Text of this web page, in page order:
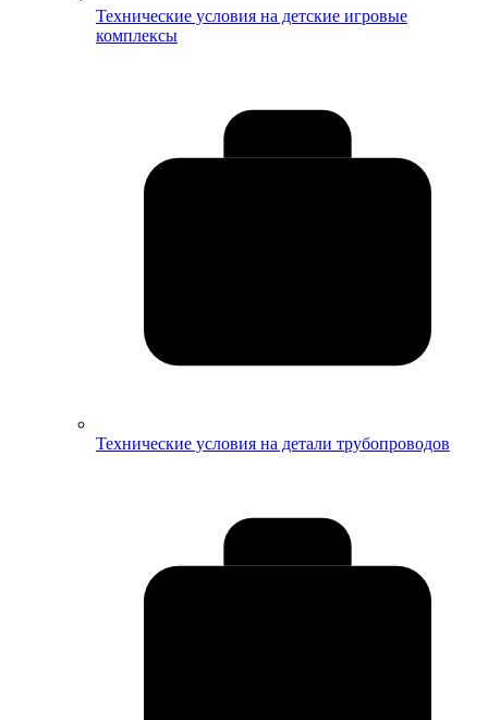
Технические условия на детские игровые
комплексы
Технические условия на детали трубопроводов